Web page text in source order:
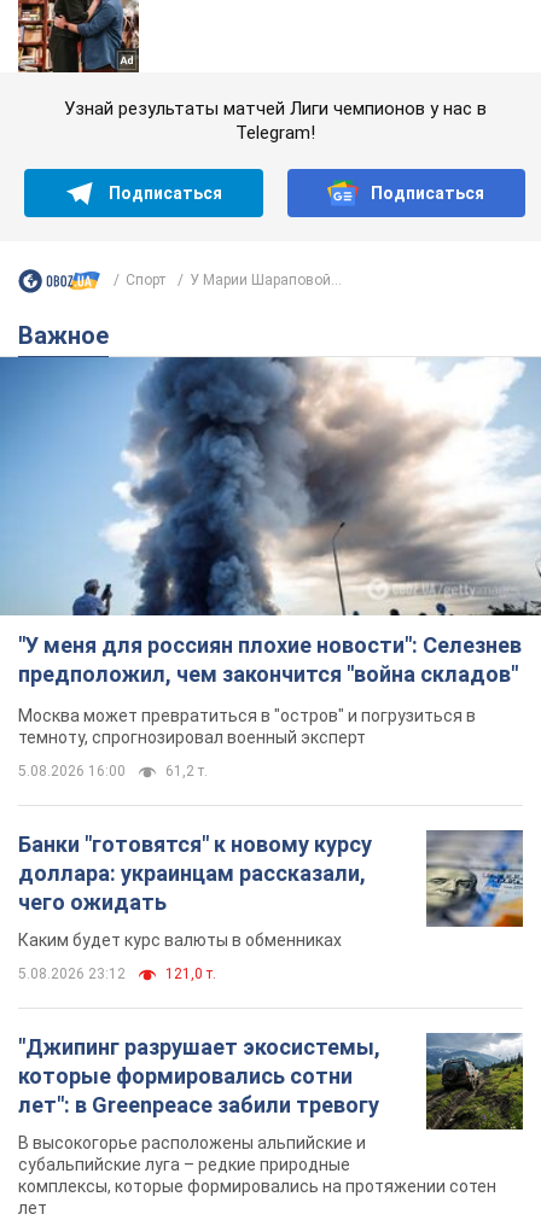
Узнай результаты матчей Лиги чемпионов у нас в
Telegram!
Подписаться Подписаться
Спорт У Марии Шараповой...
Важное
"У меня для россиян плохие новости": Селезнев
предположил, чем закончится "война складов"
Москва может превратиться в "остров" и погрузиться в
темноту, спрогнозировал военный эксперт
5.08.2026 16:00 61,2 т.
Банки "готовятся" к новому курсу
доллара: украинцам рассказали,
чего ожидать
Каким будет курс валюты в обменниках
5.08.2026 23:12 121,0 т.
"Джипинг разрушает экосистемы,
которые формировались сотни
лет": в Greenpeace забили тревогу
В высокогорье расположены альпийские и
субальпийские луга – редкие природные
комплексы, которые формировались на протяжении сотен
лет